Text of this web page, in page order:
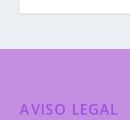
AVISO LEGAL